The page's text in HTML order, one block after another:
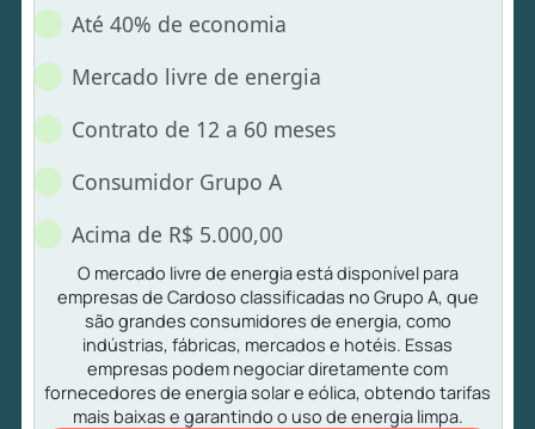
Até 40% de economia
Mercado livre de energia
Contrato de 12 a 60 meses
Consumidor Grupo A
Acima de R$ 5.000,00
O mercado livre de energia está disponível para
empresas de Cardoso classificadas no Grupo A, que
são grandes consumidores de energia, como
indústrias, fábricas, mercados e hotéis. Essas
empresas podem negociar diretamente com
fornecedores de energia solar e eólica, obtendo tarifas
mais baixas e garantindo o uso de energia limpa.